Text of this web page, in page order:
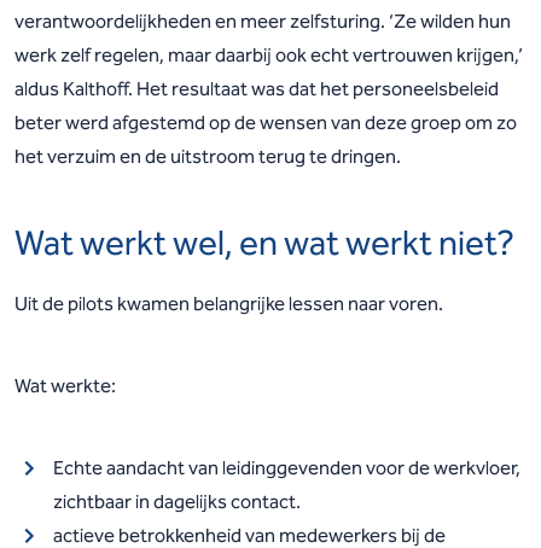
verantwoordelijkheden en meer zelfsturing. ‘Ze wilden hun
werk zelf regelen, maar daarbij ook echt vertrouwen krijgen,’
aldus Kalthoff. Het resultaat was dat het personeelsbeleid
beter werd afgestemd op de wensen van deze groep om zo
het verzuim en de uitstroom terug te dringen.
Wat werkt wel, en wat werkt niet?
Uit de pilots kwamen belangrijke lessen naar voren.
Wat werkte:
Echte aandacht van leidinggevenden voor de werkvloer,
zichtbaar in dagelijks contact.
actieve betrokkenheid van medewerkers bij de